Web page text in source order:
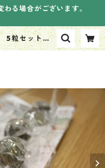
る場合がございます。
粒セット（5